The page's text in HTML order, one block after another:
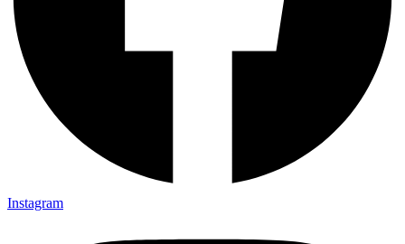
Instagram